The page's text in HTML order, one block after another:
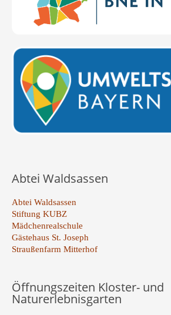
Abtei Waldsassen
Abtei Waldsassen
Stiftung KUBZ
Mädchenrealschule
Gästehaus St. Joseph
Straußenfarm Mitterhof
Öffnungszeiten Kloster- und
Naturerlebnisgarten